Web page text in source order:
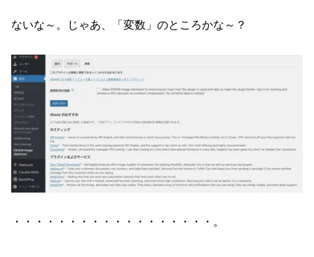
ないな～。じゃあ、「変数」のところかな～？
・・・・・・・・・・・・・・・・・・。